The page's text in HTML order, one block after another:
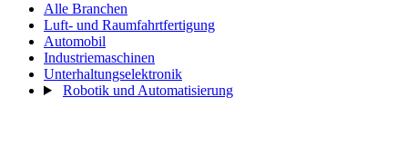
Alle Branchen
Luft- und Raumfahrtfertigung
Automobil
Industriemaschinen
Unterhaltungselektronik
Robotik und Automatisierung